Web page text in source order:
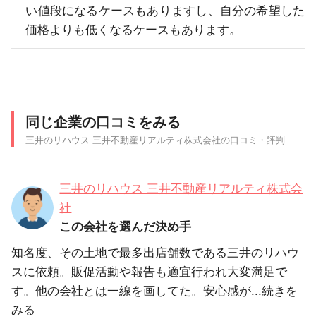
い値段になるケースもありますし、自分の希望した
価格よりも低くなるケースもあります。
同じ企業の口コミをみる
三井のリハウス 三井不動産リアルティ株式会社の口コミ・評判
三井のリハウス 三井不動産リアルティ株式会
社
この会社を選んだ決め手
知名度、その土地で最多出店舗数である三井のリハウ
スに依頼。販促活動や報告も適宜行われ大変満足で
す。他の会社とは一線を画してた。安心感が...続きを
みる